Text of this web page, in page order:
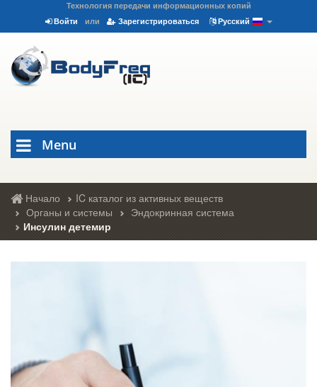
Технология передачи информационных копий
Войти
или Зарегистрироваться Русский
Menu
Начало
IC каталог из активных веществ
Органы и системы
Эндокринная система
Инсулин детемир